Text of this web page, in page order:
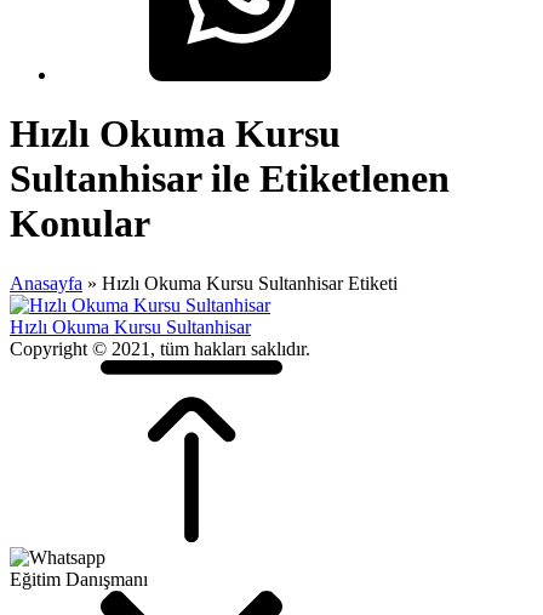
Hızlı Okuma Kursu
Sultanhisar ile Etiketlenen
Konular
Anasayfa » Hızlı Okuma Kursu Sultanhisar Etiketi
Hızlı Okuma Kursu Sultanhisar
Copyright © 2021, tüm hakları saklıdır.
Eğitim Danışmanı